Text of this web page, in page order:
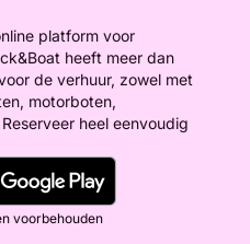
platform voor
heeft meer dan
de verhuur, zowel met
motorboten,
heel eenvoudig
voorbehouden